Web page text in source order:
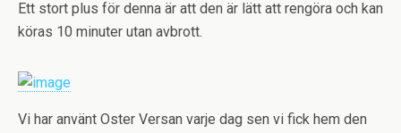
Ett stort plus för denna är att den är lätt att rengöra och kan
köras 10 minuter utan avbrott.
Vi har använt Oster Versan varje dag sen vi fick hem den